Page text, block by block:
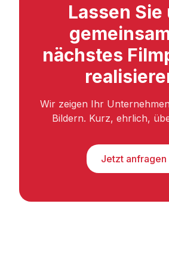
Lassen Sie
nächstes
Wir zeigen Ihr
Bildern. Kurz, ehrlich,
Jetzt anfragen